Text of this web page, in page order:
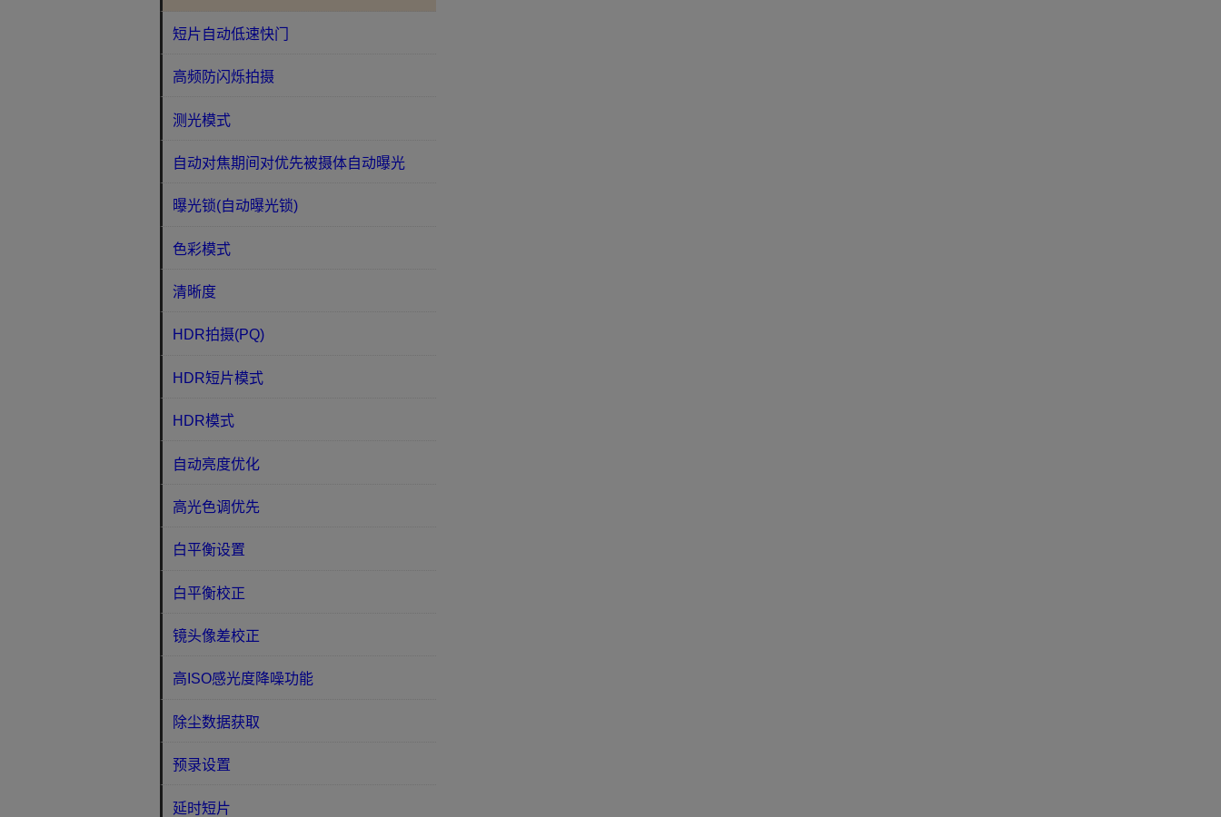
短片自动低速快门
高频防闪烁拍摄
测光模式
自动对焦期间对优先被摄体自动曝光
曝光锁(自动曝光锁)
色彩模式
清晰度
HDR拍摄(PQ)
HDR短片模式
HDR模式
自动亮度优化
高光色调优先
白平衡设置
白平衡校正
镜头像差校正
高ISO感光度降噪功能
除尘数据获取
预录设置
延时短片